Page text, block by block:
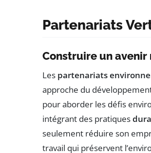
Partenariats
Construire un avenir
Les partenariats
approche du
pour aborder les défis
intégrant des pratiques
seulement réduire son
travail qui préservent